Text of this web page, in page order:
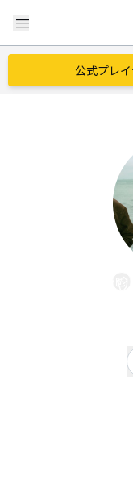
menu
公式プレ